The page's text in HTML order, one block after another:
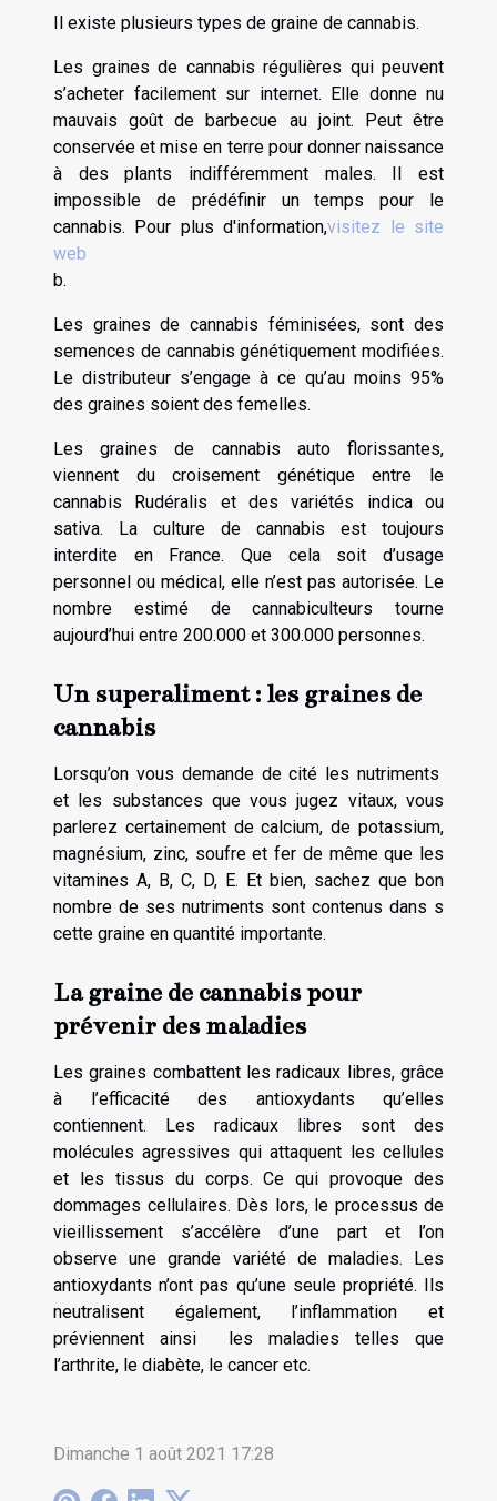
Il existe plusieurs types de graine de cannabis.
Les graines de cannabis régulières qui peuvent
s’acheter facilement sur internet. Elle donne nu
mauvais goût de barbecue au joint. Peut être
conservée et mise en terre pour donner naissance
à des plants indifféremment males. Il est
impossible de prédéfinir un temps pour le
cannabis. Pour plus d'information,visitez le site
web
b.
Les graines de cannabis féminisées, sont des
semences de cannabis génétiquement modifiées.
Le distributeur s’engage à ce qu’au moins 95%
des graines soient des femelles.
Les graines de cannabis auto florissantes,
viennent du croisement génétique entre le
cannabis Rudéralis et des variétés indica ou
sativa. La culture de cannabis est toujours
interdite en France. Que cela soit d’usage
personnel ou médical, elle n’est pas autorisée. Le
nombre estimé de cannabiculteurs tourne
aujourd’hui entre 200.000 et 300.000 personnes.
Un superaliment : les graines de
cannabis
Lorsqu’on vous demande de cité les nutriments
et les substances que vous jugez vitaux, vous
parlerez certainement de calcium, de potassium,
magnésium, zinc, soufre et fer de même que les
vitamines A, B, C, D, E. Et bien, sachez que bon
nombre de ses nutriments sont contenus dans s
cette graine en quantité importante.
La graine de cannabis pour
prévenir des maladies
Les graines combattent les radicaux libres, grâce
à l’efficacité des antioxydants qu’elles
contiennent. Les radicaux libres sont des
molécules agressives qui attaquent les cellules
et les tissus du corps. Ce qui provoque des
dommages cellulaires. Dès lors, le processus de
vieillissement s’accélère d’une part et l’on
observe une grande variété de maladies. Les
antioxydants n’ont pas qu’une seule propriété. Ils
neutralisent également, l’inflammation et
préviennent ainsi les maladies telles que
l’arthrite, le diabète, le cancer etc.
Dimanche 1 août 2021 17:28